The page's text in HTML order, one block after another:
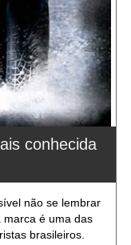
conhecida
não se lembrar
marca é uma das
brasileiros.